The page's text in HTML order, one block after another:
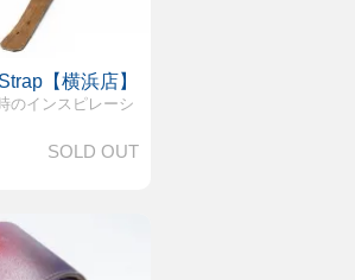
【横浜店】
のインスピレーシ
SOLD OUT